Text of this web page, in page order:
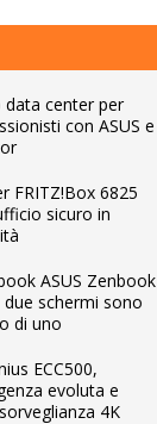
data center per
con ASUS e
FRITZ!Box 6825
sicuro in
ASUS Zenbook
due schermi sono
di uno
ECC500,
evoluta e
4K